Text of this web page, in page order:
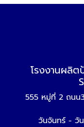
โรงงานผลิ
555 หมู่ที่ 2 ถนน
วันจันทร์ - วั